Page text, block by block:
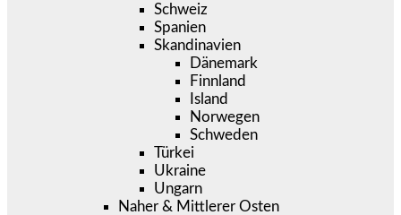
Schweiz
Spanien
Skandinavien
Dänemark
Finnland
Island
Norwegen
Schweden
Türkei
Ukraine
Ungarn
Naher & Mittlerer Osten